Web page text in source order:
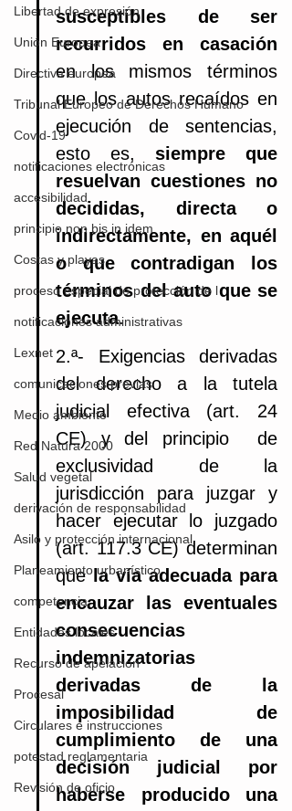
Libertad de expresión
Unión Europea
Directiva europea
Tribunal Europeo de Derechos Humano
Covid-19
notificaciones electrónicas
accesibilidad
principio non bis in idem
Costas y playas
proceso especial de protección de l
notificaciones administrativas
Lexnet
comunicaciones previas
Medio ambiente
Red Natura 2000
Salud vegetal
derivación de responsabilidad
Asilo y protección internacional
Planeamiento urbanístico
competencia
Entidades locales
Recurso de apelación
Procesal
Circulares e instrucciones
potestad reglamentaria
Revisión de oficio
susceptibles de ser
recurridos en casación
en los mismos términos
que los autos recaídos en
ejecución de sentencias,
esto es, siempre que
resuelvan cuestiones no
decididas, directa o
indirectamente, en aquél
o que contradigan los
términos del auto que se
ejecuta.
2.ª- Exigencias derivadas
del derecho a la tutela
judicial efectiva (art. 24
CE) y del principio  de
exclusividad de la
jurisdicción para juzgar y
hacer ejecutar lo juzgado
(art. 117.3 CE) determinan
que la vía adecuada para
encauzar las eventuales
consecuencias
indemnizatorias
derivadas de la
imposibilidad de
cumplimiento de una
decisión judicial por
haberse producido una